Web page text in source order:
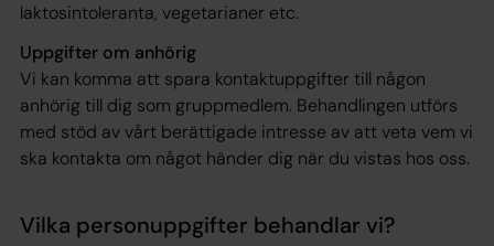
laktosintoleranta, vegetarianer etc.
Uppgifter om anhörig
Vi kan komma att spara kontaktuppgifter till någon
anhörig till dig som gruppmedlem. Behandlingen utförs
med stöd av vårt berättigade intresse av att veta vem vi
ska kontakta om något händer dig när du vistas hos oss.
Vilka personuppgifter behandlar vi?